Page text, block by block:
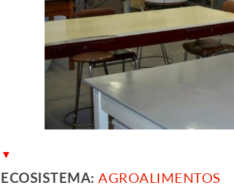
▼
ECOSISTEMA: AGROALIMENTOS